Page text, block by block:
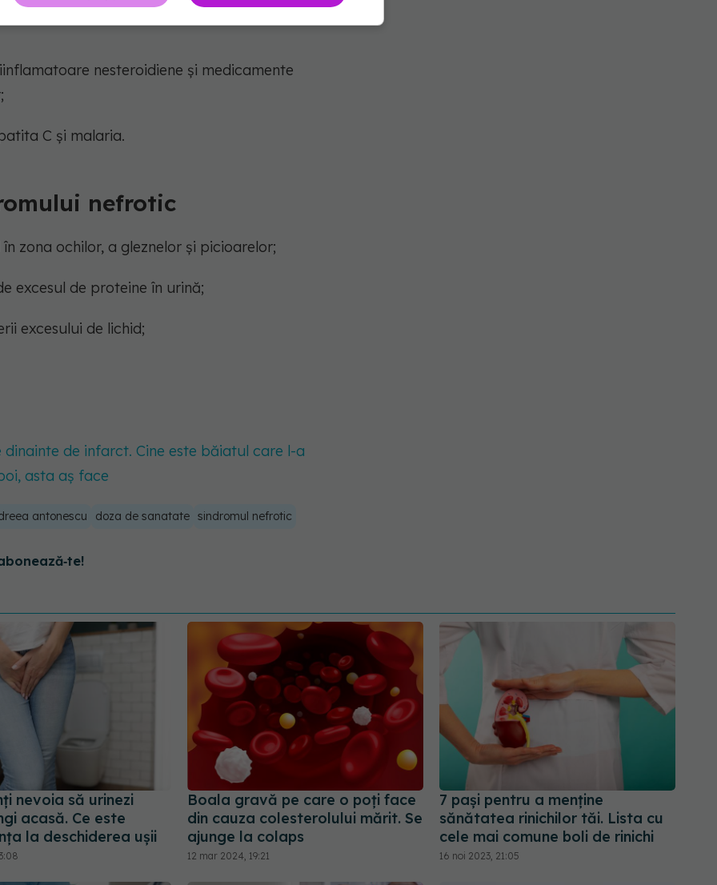
cum ar fi diabetul, lupusul, amiloidoza și
nesteroidiene și medicamente
C și malaria.
nefrotic
zona ochilor, a gleznelor și picioarelor;
excesul de proteine în urină;
excesului de lichid;
dinainte de infarct. Cine este băiatul care l-a
asta aș face
antonescu doza de sanatate sindromul nefrotic
nevoia să urinezi
acasă. Ce este
la deschiderea ușii
Boala gravă pe care o poți face
din cauza colesterolului mărit. Se
ajunge la colaps
12 mar 2024, 19:21
7 pași pentru a menține
sănătatea rinichilor tăi. Lista cu
cele mai comune boli de rinichi
16 noi 2023, 21:05